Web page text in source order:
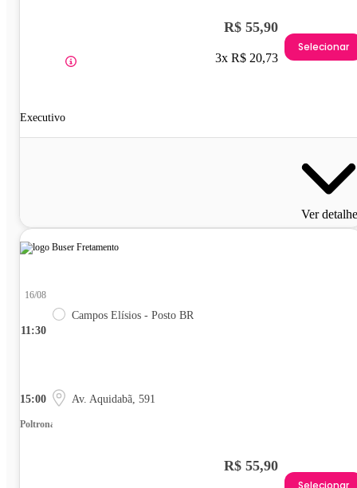
Executivo
R$ 55,90
3x R$ 20,73
Selecionar
Ver
11:30
16/08
Campos Elísios - Posto BR
15:00 Av. Aquidabã, 591
Poltrona
R$ 55,90